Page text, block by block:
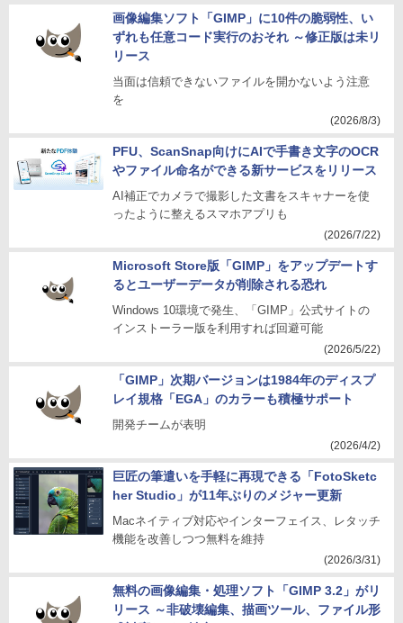
画像編集ソフト「GIMP」に10件の脆弱性、い
ずれも任意コード実行のおそれ ～修正版は未リ
リース
当面は信頼できないファイルを開かないよう注意
を
(2026/8/3)
PFU、ScanSnap向けにAIで手書き文字のOCR
やファイル命名ができる新サービスをリリース
AI補正でカメラで撮影した文書をスキャナーを使
ったように整えるスマホアプリも
(2026/7/22)
Microsoft Store版「GIMP」をアップデートす
るとユーザーデータが削除される恐れ
Windows 10環境で発生、「GIMP」公式サイトの
インストーラー版を利用すれば回避可能
(2026/5/22)
「GIMP」次期バージョンは1984年のディスプ
レイ規格「EGA」のカラーも積極サポート
開発チームが表明
(2026/4/2)
巨匠の筆遣いを手軽に再現できる「FotoSketc
her Studio」が11年ぶりのメジャー更新
Macネイティブ対応やインターフェイス、レタッチ
機能を改善しつつ無料を維持
(2026/3/31)
無料の画像編集・処理ソフト「GIMP 3.2」がリ
リース ～非破壊編集、描画ツール、ファイル形